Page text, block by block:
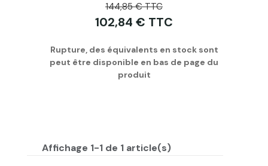
144,85 € TTC
102,84 € TTC
Rupture, des équivalents en stock sont
peut être disponible en bas de page du
produit
Affichage 1-1 de 1 article(s)